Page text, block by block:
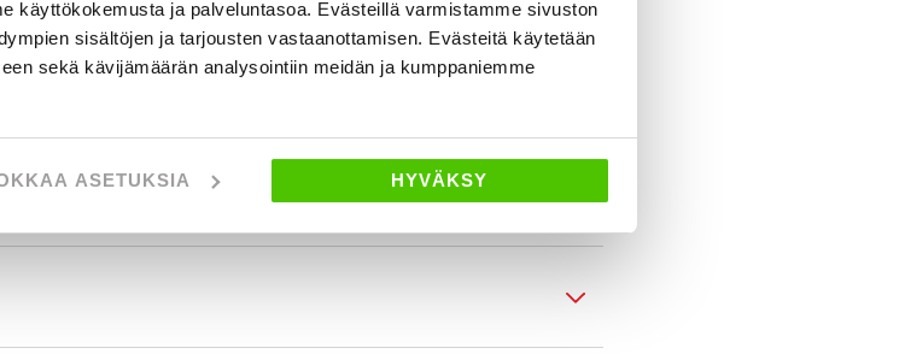
käyttökokemusta ja palveluntasoa. Evästeillä varmistamme sivuston
sisältöjen ja tarjousten vastaanottamisen. Evästeitä käytetään
sekä kävijämäärän analysointiin meidän ja kumppaniemme
ASETUKSIA HYVÄKSY